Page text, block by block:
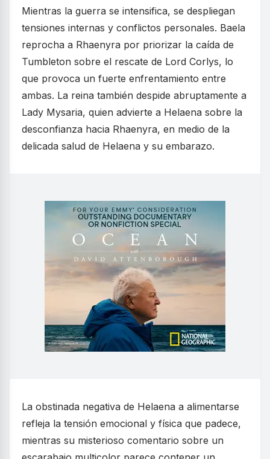
Mientras la guerra se intensifica, se despliegan
tensiones internas y conflictos personales. Baela
reprocha a Rhaenyra por priorizar la caída de
Tumbleton sobre el rescate de Lord Corlys, lo
que provoca un fuerte enfrentamiento entre
ambas. La reina también despide abruptamente a
Lady Mysaria, quien advierte a Helaena sobre la
desconfianza hacia Rhaenyra, en medio de la
delicada salud de Helaena y su embarazo.
La obstinada negativa de Helaena a alimentarse
refleja la tensión emocional y física que padece,
mientras su misterioso comentario sobre un